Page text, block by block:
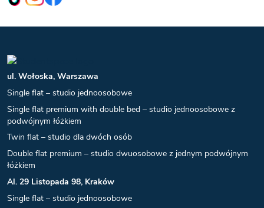
ul. Wołoska, Warszawa
Single flat – studio jednoosobowe
Single flat premium with double bed – studio jednoosobowe z
podwójnym łóżkiem
Twin flat – studio dla dwóch osób
Double flat premium – studio dwuosobowe z jednym podwójnym
łóżkiem
Al. 29 Listopada 98, Kraków
Single flat – studio jednoosobowe